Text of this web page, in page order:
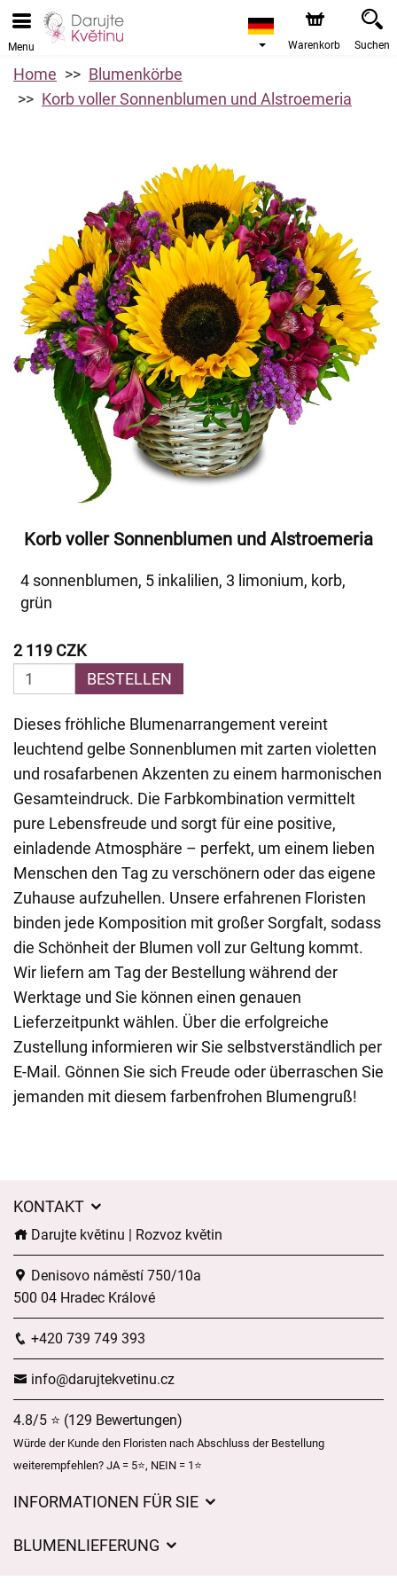
Menu Warenkorb Suchen
Home
Blumenkörbe
Korb voller Sonnenblumen und Alstroemeria
Korb voller Sonnenblumen und Alstroemeria
4 sonnenblumen, 5 inkalilien, 3 limonium, korb,
grün
2 119 CZK
BESTELLEN
Dieses fröhliche Blumenarrangement vereint
leuchtend gelbe Sonnenblumen mit zarten violetten
und rosafarbenen Akzenten zu einem harmonischen
Gesamteindruck. Die Farbkombination vermittelt
pure Lebensfreude und sorgt für eine positive,
einladende Atmosphäre – perfekt, um einem lieben
Menschen den Tag zu verschönern oder das eigene
Zuhause aufzuhellen. Unsere erfahrenen Floristen
binden jede Komposition mit großer Sorgfalt, sodass
die Schönheit der Blumen voll zur Geltung kommt.
Wir liefern am Tag der Bestellung während der
Werktage und Sie können einen genauen
Lieferzeitpunkt wählen. Über die erfolgreiche
Zustellung informieren wir Sie selbstverständlich per
E-Mail. Gönnen Sie sich Freude oder überraschen Sie
jemanden mit diesem farbenfrohen Blumengruß!
KONTAKT
Darujte květinu | Rozvoz květin
Denisovo náměstí 750/10a
500 04 Hradec Králové
+420 739 749 393
info@darujtekvetinu.cz
4.8/5 ⭐ (129 Bewertungen)
Würde der Kunde den Floristen nach Abschluss der Bestellung
weiterempfehlen? JA = 5⭐, NEIN = 1⭐
INFORMATIONEN FÜR SIE
BLUMENLIEFERUNG